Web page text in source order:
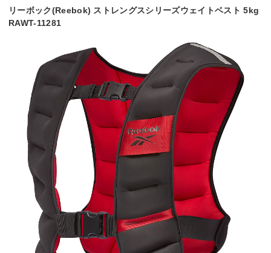
リーボック(Reebok) ストレングスシリーズウェイトベスト 5kg
RAWT-11281